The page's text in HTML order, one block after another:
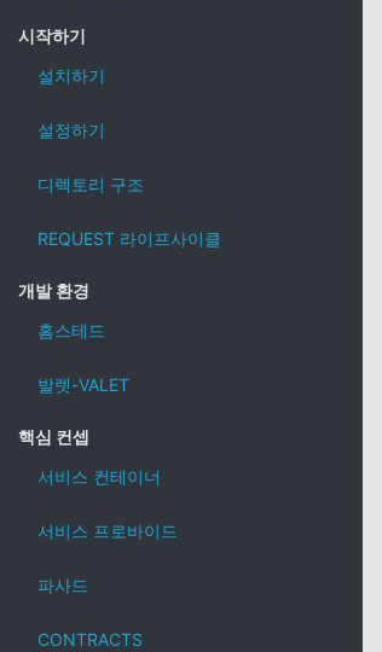
시작하기
설치하기
설정하기
디렉토리 구조
REQUEST 라이프사이클
개발 환경
홈스테드
발렛-VALET
핵심 컨셉
서비스 컨테이너
서비스 프로바이드
파사드
CONTRACTS